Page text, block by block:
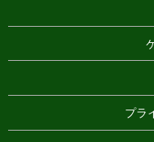
プラ